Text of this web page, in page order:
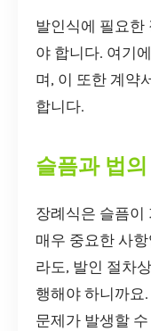
발인식에 필요한
야 합니다. 여기
며, 이 또한 계약
합니다.
슬픔과 법의
장례식은 슬픔이
매우 중요한 사
라도, 발인 절차
행해야 하니까요
문제가 발생할